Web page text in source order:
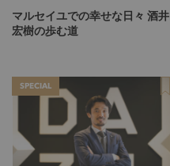
マルセイユでの幸せな日々 酒井
宏樹の歩む道
SPECIAL